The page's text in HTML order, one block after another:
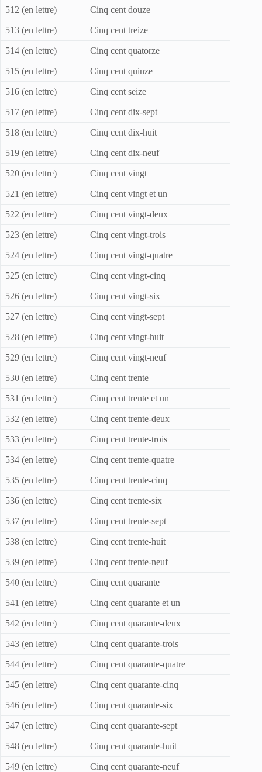
512 (en lettre) Cinq cent douze
513 (en lettre) Cinq cent treize
514 (en lettre) Cinq cent quatorze
515 (en lettre) Cinq cent quinze
516 (en lettre) Cinq cent seize
517 (en lettre) Cinq cent dix-sept
518 (en lettre) Cinq cent dix-huit
519 (en lettre) Cinq cent dix-neuf
520 (en lettre) Cinq cent vingt
521 (en lettre) Cinq cent vingt et un
522 (en lettre) Cinq cent vingt-deux
523 (en lettre) Cinq cent vingt-trois
524 (en lettre) Cinq cent vingt-quatre
525 (en lettre) Cinq cent vingt-cinq
526 (en lettre) Cinq cent vingt-six
527 (en lettre) Cinq cent vingt-sept
528 (en lettre) Cinq cent vingt-huit
529 (en lettre) Cinq cent vingt-neuf
530 (en lettre) Cinq cent trente
531 (en lettre) Cinq cent trente et un
532 (en lettre) Cinq cent trente-deux
533 (en lettre) Cinq cent trente-trois
534 (en lettre) Cinq cent trente-quatre
535 (en lettre) Cinq cent trente-cinq
536 (en lettre) Cinq cent trente-six
537 (en lettre) Cinq cent trente-sept
538 (en lettre) Cinq cent trente-huit
539 (en lettre) Cinq cent trente-neuf
540 (en lettre) Cinq cent quarante
541 (en lettre) Cinq cent quarante et un
542 (en lettre) Cinq cent quarante-deux
543 (en lettre) Cinq cent quarante-trois
544 (en lettre) Cinq cent quarante-quatre
545 (en lettre) Cinq cent quarante-cinq
546 (en lettre) Cinq cent quarante-six
547 (en lettre) Cinq cent quarante-sept
548 (en lettre) Cinq cent quarante-huit
549 (en lettre) Cinq cent quarante-neuf